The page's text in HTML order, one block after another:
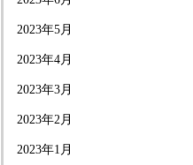
2023年5月
2023年4月
2023年3月
2023年2月
2023年1月